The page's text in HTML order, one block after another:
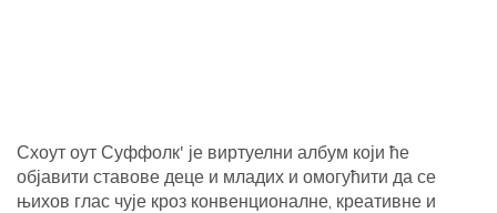
Схоут оут Суффолк' је виртуелни албум који ће
објавити ставове деце и младих и омогућити да се
њихов глас чује кроз конвенционалне, креативне и